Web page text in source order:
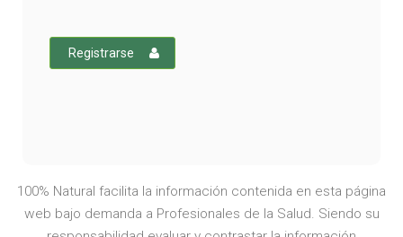
Registrarse
100% Natural facilita la información contenida en esta página
web bajo demanda a Profesionales de la Salud. Siendo su